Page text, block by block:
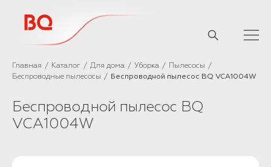
Главная Каталог Для дома Уборка
Пылесосы
Беспроводные пылесосы
Беспроводной пылесос BQ VCA1004W
Беспроводной пылесос BQ
VCA1004W